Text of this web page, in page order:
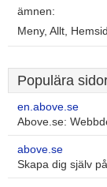
ämnen:
Meny, Allt,
Populära
en.above.se
Above.se:
above.se
Skapa dig själv